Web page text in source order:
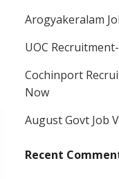
Arogyakeralam
UOC
Cochinport
Now
August Govt Job
Recent